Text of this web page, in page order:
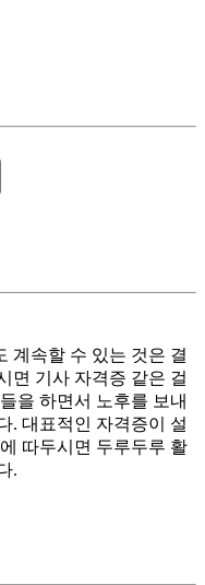
계속할 수 있는 것은 결
면 기사 자격증 같은 걸
을 하면서 노후를 보내
. 대표적인 자격증이 설
따두시면 두루두루 활
.